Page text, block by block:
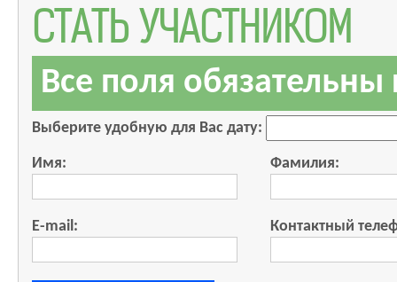
СТАТЬ УЧАСТНИКОМ
Все поля
Выберите удобную для Вас дату:
Имя: Фамилия:
E-mail: Контактный